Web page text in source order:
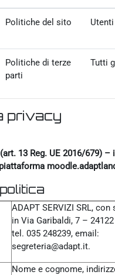
Politiche del sito
Politiche di terze
parti
Tutti
privacy
13 Reg. UE 2016/679) –
ADAPT SERVIZI SRL, con
in Via Garibaldi, 7 –
tel. 035 248239, email:
segreteria@adapt.it.
Nome e cognome,